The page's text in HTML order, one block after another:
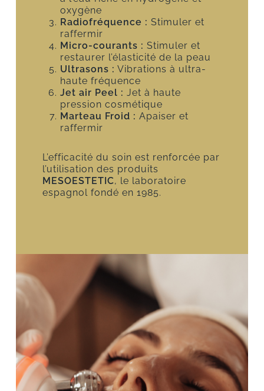
oxygène
Radiofréquence : Stimuler et
raffermir
Micro-courants : Stimuler et
restaurer l’élasticité de la peau
Ultrasons : Vibrations à ultra-
haute fréquence
Jet air Peel : Jet à haute
pression cosmétique
Marteau Froid : Apaiser et
raffermir
L’efficacité du soin est renforcée par
l’utilisation des produits
MESOESTETIC, le laboratoire
espagnol fondé en 1985.